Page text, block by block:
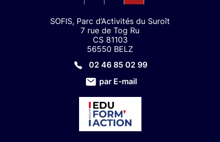
SOFIS, Parc d’Activités du Suroît
7 rue de Tog Ru
CS 81103
56550 BELZ
02 46 85 02 99
par E-mail